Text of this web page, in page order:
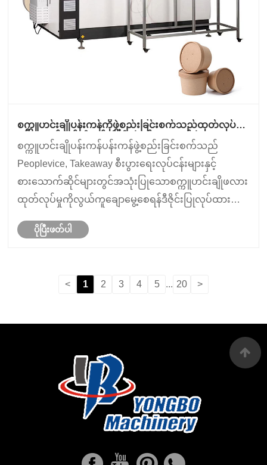
စက္ကူဟင်းချိုပန်းကန်ကိုဖွဲ့စည်းခြင်းစက်သည်ထုတ်လုပ်မှု
စွမ်းဆောင်ရည်ကိုမည်သို့တိုးတက်စေသနည်း။
စက္ကူဟင်းချိုပန်းကန်ပန်းကန်ဖွဲ့စည်းခြင်းစက်သည်
Peoplevice, Takeaway စီးပွားရေးလုပ်ငန်းများနှင့်
စားသောက်ဆိုင်များတွင်အသုံးပြုသောစက္ကူဟင်းချိုဖလား
ထုတ်လုပ်မှုကိုလွယ်ကူချောမွေ့စေရန်ဒီဇိုင်းပြုလုပ်ထား
ကိရိယာများဖြစ်သည်။ ဤစက်ယန္တရားသည်ထုတ်လုပ်သူ
ပိုပြီးဖတ်ပါ
< 1 2 3 4 5 ... 20 >